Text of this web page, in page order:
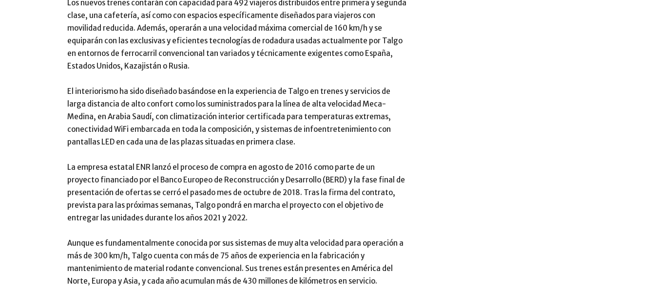
Los nuevos trenes contarán con capacidad para 492 viajeros distribuidos entre primera y segunda
clase, una cafetería, así como con espacios específicamente diseñados para viajeros con
movilidad reducida. Además, operarán a una velocidad máxima comercial de 160 km/h y se
equiparán con las exclusivas y eficientes tecnologías de rodadura usadas actualmente por Talgo
en entornos de ferrocarril convencional tan variados y técnicamente exigentes como España,
Estados Unidos, Kazajistán o Rusia.
El interiorismo ha sido diseñado basándose en la experiencia de Talgo en trenes y servicios de
larga distancia de alto confort como los suministrados para la línea de alta velocidad Meca-
Medina, en Arabia Saudí, con climatización interior certificada para temperaturas extremas,
conectividad WiFi embarcada en toda la composición, y sistemas de infoentretenimiento con
pantallas LED en cada una de las plazas situadas en primera clase.
La empresa estatal ENR lanzó el proceso de compra en agosto de 2016 como parte de un
proyecto financiado por el Banco Europeo de Reconstrucción y Desarrollo (BERD) y la fase final de
presentación de ofertas se cerró el pasado mes de octubre de 2018. Tras la firma del contrato,
prevista para las próximas semanas, Talgo pondrá en marcha el proyecto con el objetivo de
entregar las unidades durante los años 2021 y 2022.
Aunque es fundamentalmente conocida por sus sistemas de muy alta velocidad para operación a
más de 300 km/h, Talgo cuenta con más de 75 años de experiencia en la fabricación y
mantenimiento de material rodante convencional. Sus trenes están presentes en América del
Norte, Europa y Asia, y cada año acumulan más de 430 millones de kilómetros en servicio.